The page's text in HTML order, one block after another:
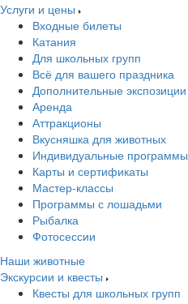
Услуги и цены
Входные билеты
Катания
Для школьных групп
Всё для вашего праздника
Дополнительные экспозиции
Аренда
Аттракционы
Вкусняшка для животных
Индивидуальные программы
Карты и сертификаты
Мастер-классы
Программы с лошадьми
Рыбалка
Фотосессии
Наши животные
Экскурсии и квесты
Квесты для школьных групп